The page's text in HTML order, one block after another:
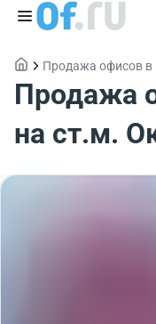
Продажа офисов в
Продажа
на ст.м.